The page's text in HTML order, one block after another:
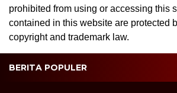
prohibited from using or accessing this
contained in this website are protected
copyright and trademark law.
BERITA POPULER